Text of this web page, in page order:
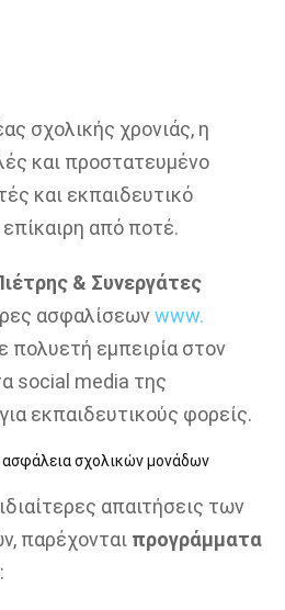
σχολικής χρονιάς, η
και προστατευμένο
και εκπαιδευτικό
από ποτέ.
& Συνεργάτες
ασφαλίσεωνwww.
πολυετή εμπειρία στον
social media της
εκπαιδευτικούς φορείς.
ασφάλεια σχολικών μονάδων
απαιτήσεις των
παρέχονται προγράμματα